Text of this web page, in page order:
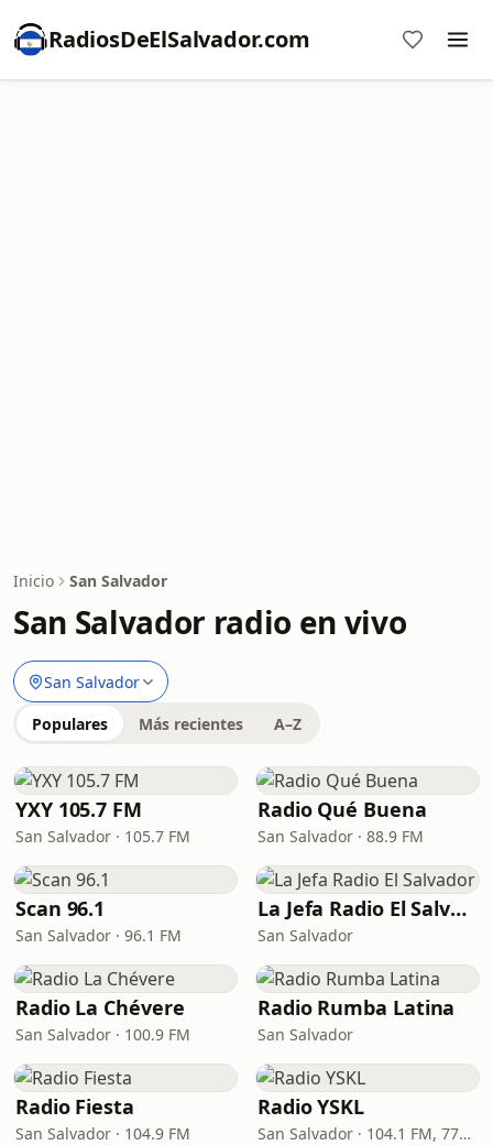
RadiosDeElSalvador.com
Inicio San Salvador
San Salvador radio en vivo
San Salvador
Populares Más recientes A–Z
YXY 105.7 FM
San Salvador · 105.7 FM
Radio Qué Buena
San Salvador · 88.9 FM
Scan 96.1
San Salvador · 96.1 FM
La Jefa Radio El Salvador
San Salvador
Radio La Chévere
San Salvador · 100.9 FM
Radio Rumba Latina
San Salvador
Radio Fiesta
San Salvador · 104.9 FM
Radio YSKL
San Salvador · 104.1 FM, 770 AM